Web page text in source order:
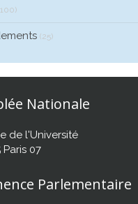
(25)
Nationale
de l'Université
Paris 07
Parlementaire